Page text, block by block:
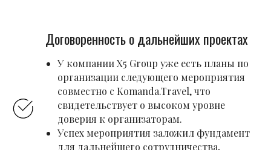
Договоренность о дальнейших проектах
У компании X5 Group уже есть планы по
организации следующего мероприятия
совместно с Komanda.Travel, что
свидетельствует о высоком уровне
доверия к организаторам.
Успех мероприятия заложил фундамент
для дальнейшего сотрудничества,